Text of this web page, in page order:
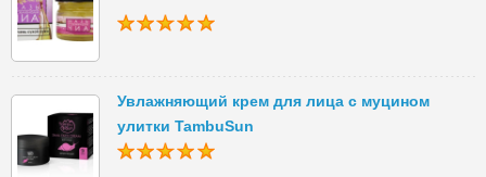
Увлажняющий крем для лица с муцином
улитки TambuSun